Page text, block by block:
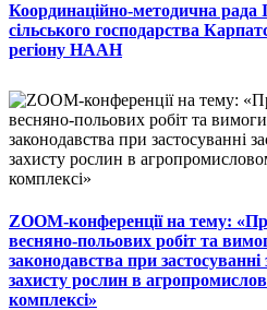
Координаційно-методична рада
сільського господарства
регіону НААН
ZOOM-конференції на тему:
весняно-польових робіт та
законодавства при застосуванні
захисту рослин в
комплексі»